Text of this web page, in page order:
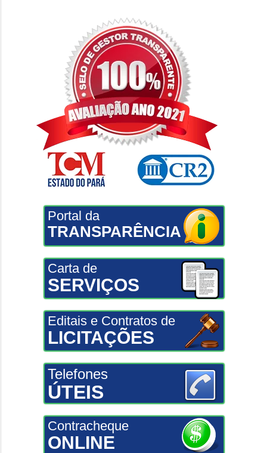
Portal da
TRANSPARÊNCIA
Carta de
SERVIÇOS
Editais e Contratos de
LICITAÇÕES
Telefones
ÚTEIS
Contracheque
ONLINE